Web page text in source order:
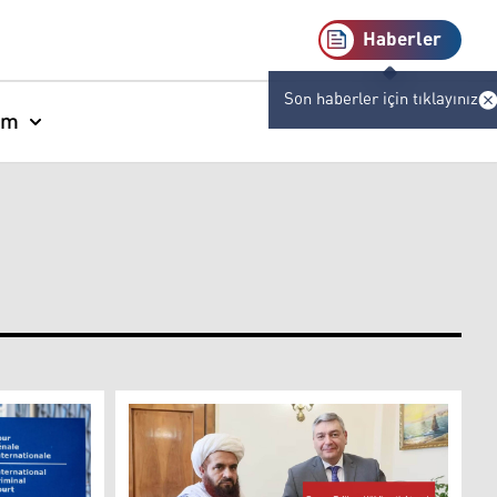
Haberler
Son haberler için tıklayınız